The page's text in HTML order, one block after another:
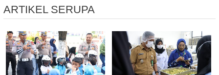
ARTIKEL SERUPA